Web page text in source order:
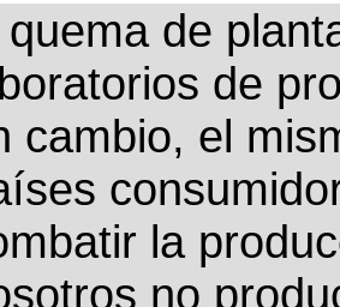
quema de
de
cambio, el
la
no